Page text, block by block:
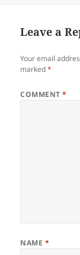
Leave a
Your email
marked*
COMMENT*
NAME *